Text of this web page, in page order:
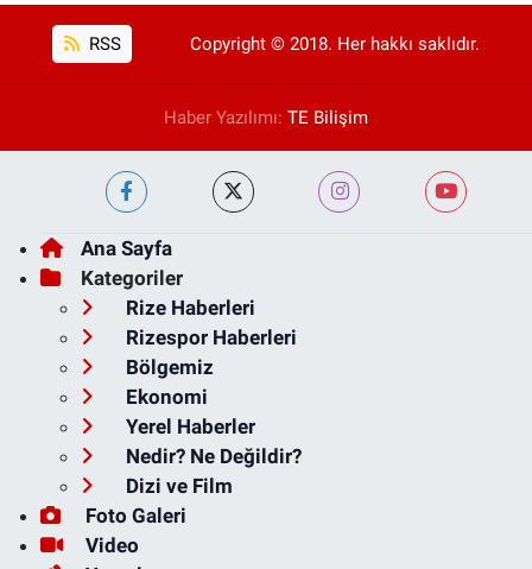
RSS Copyright © 2018. Her hakkı saklıdır.
Haber Yazılımı: TE Bilişim
Ana Sayfa
Kategoriler
Rize Haberleri
Rizespor Haberleri
Bölgemiz
Ekonomi
Yerel Haberler
Nedir? Ne Değildir?
Dizi ve Film
Foto Galeri
Video